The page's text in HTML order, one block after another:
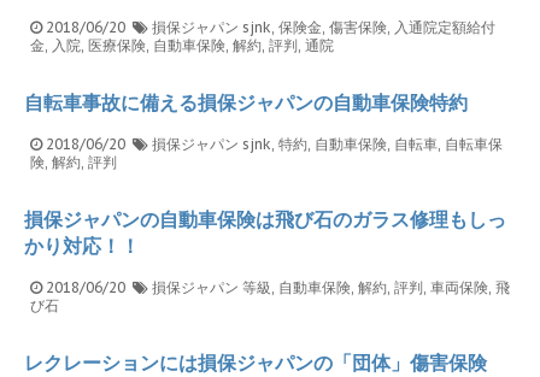
2018/06/20 損保ジャパン sjnk, 保険金, 傷害保険, 入通院定額給付
金, 入院, 医療保険, 自動車保険, 解約, 評判, 通院
自転車事故に備える損保ジャパンの自動車保険特約
2018/06/20 損保ジャパン sjnk, 特約, 自動車保険, 自転車, 自転車保
険, 解約, 評判
損保ジャパンの自動車保険は飛び石のガラス修理もしっ
かり対応！！
2018/06/20 損保ジャパン 等級 , 自動車保険, 解約, 評判, 車両保険, 飛
び石
レクレーションには損保ジャパンの「団体」傷害保険